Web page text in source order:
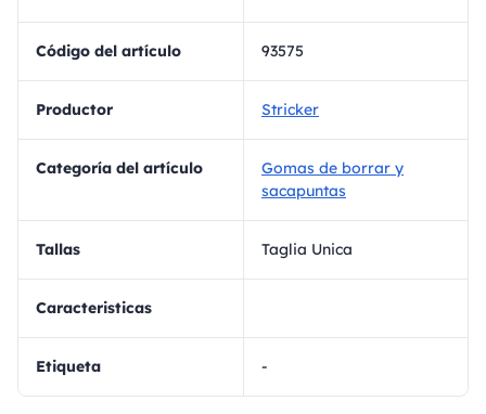
Código del artículo 93575
Productor Stricker
Categoría del artículo
Gomas de borrar y
sacapuntas
Tallas Taglia Unica
Caracteristicas
Etiqueta -